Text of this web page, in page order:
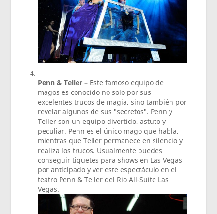
Penn & Teller – Este famoso equipo de
magos es conocido no solo por sus
excelentes trucos de magia, sino también por
revelar algunos de sus "secretos". Penn y
Teller son un equipo divertido, astuto y
peculiar. Penn es el único mago que habla,
mientras que Teller permanece en silencio y
realiza los trucos. Usualmente puedes
conseguir tiquetes para shows en Las Vegas
por anticipado y ver este espectáculo en el
teatro Penn & Teller del Rio All-Suite Las
Vegas.